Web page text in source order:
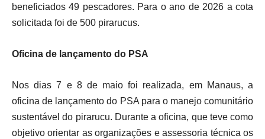
beneficiados 49 pescadores. Para o ano de 2026 a cota
solicitada foi de 500 pirarucus.
Oficina de lançamento do PSA
Nos dias 7 e 8 de maio foi realizada, em Manaus, a
oficina de lançamento do PSA para o manejo comunitário
sustentável do pirarucu. Durante a oficina, que teve como
objetivo orientar as organizações e assessoria técnica os